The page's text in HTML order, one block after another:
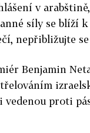
v
síly se blíží
nepřibližujte
Benjamin
proti